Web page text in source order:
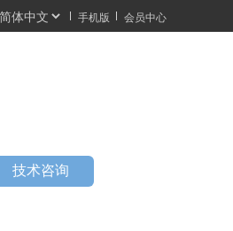
手机版 会员中心
技术咨询